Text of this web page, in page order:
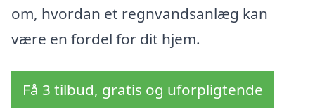
om, hvordan et regnvandsanlæg kan
være en fordel for dit hjem.
Få 3 tilbud, gratis og uforpligtende